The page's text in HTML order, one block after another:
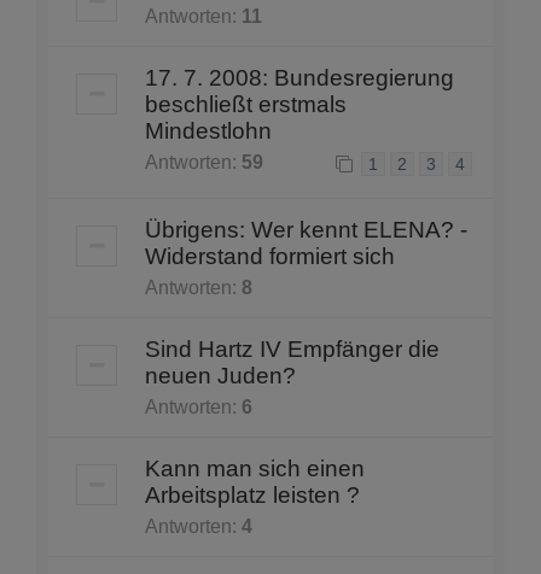
Antworten: 11
17. 7. 2008: Bundesregierung
beschließt erstmals
Mindestlohn
Antworten: 59 1 2 3 4
Übrigens: Wer kennt ELENA? -
Widerstand formiert sich
Antworten: 8
Sind Hartz IV Empfänger die
neuen Juden?
Antworten: 6
Kann man sich einen
Arbeitsplatz leisten ?
Antworten: 4